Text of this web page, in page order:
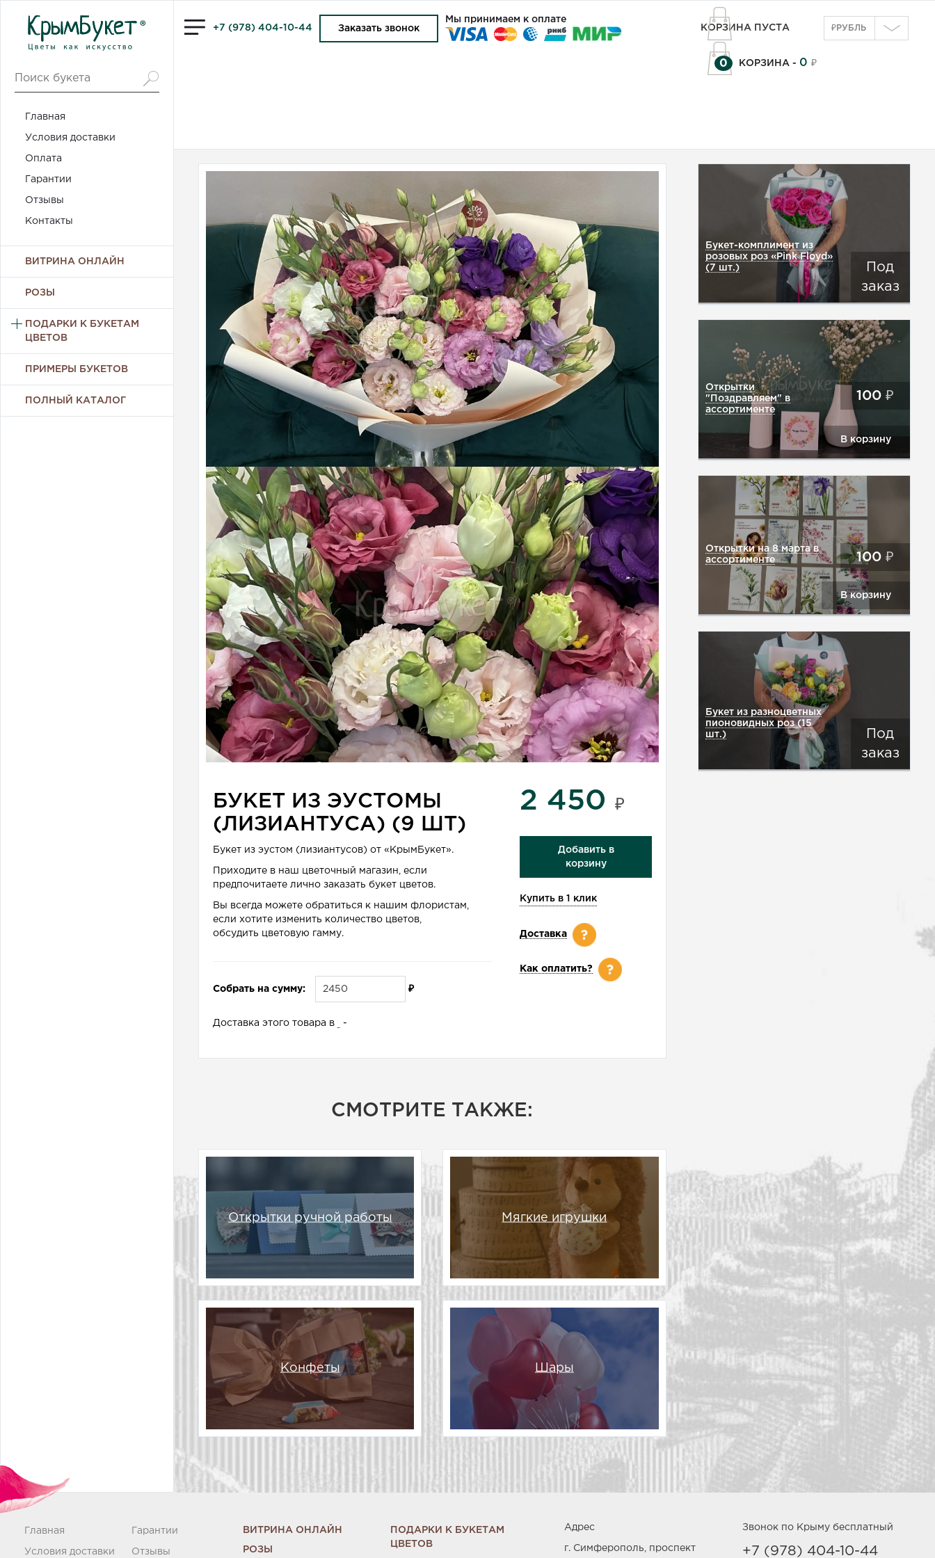
Главная
Условия доставки
Оплата
Гарантии
Отзывы
Контакты
ВИТРИНА ОНЛАЙН
РОЗЫ
ПОДАРКИ К БУКЕТАМ
ЦВЕТОВ
ПРИМЕРЫ БУКЕТОВ
ПОЛНЫЙ КАТАЛОГ
+7 (978) 404-10-44 Заказать звонок
Мы принимаем к оплате
КОРЗИНА ПУСТА
0 КОРЗИНА - 0 ₽
₽РУБЛЬ
БУКЕТ ИЗ ЭУСТОМЫ
(ЛИЗИАНТУСА) (9 ШТ)
Букет из эустом (лизиантусов) от «КрымБукет».
Приходите в наш цветочный магазин, если
предпочитаете лично заказать букет цветов.
Вы всегда можете обратиться к нашим флористам,
если хотите изменить количество цветов,
обсудить цветовую гамму.
Собрать на сумму: ₽
Доставка этого товара в -
2 450₽
Добавить в
корзину
Купить в 1 клик
Доставка
Как оплатить?
СМОТРИТЕ ТАКЖЕ:
Открытки ручной работы Мягкие игрушки
Конфеты Шары
Букет-комплимент из
розовых роз «Pink Floyd»
(7 шт.)
Под
заказ
Открытки
"Поздравляем" в
ассортименте
100 ₽
В корзину
Открытки на 8 марта в
ассортименте
100 ₽
В корзину
Букет из разноцветных
пионовидных роз (15
шт.)
Под
заказ
Главная
Условия доставки
Гарантии
Отзывы
ВИТРИНА ОНЛАЙН
РОЗЫ
ПОДАРКИ К БУКЕТАМ
ЦВЕТОВ
Адрес
г. Симферополь, проспект
Звонок по Крыму бесплатный
+7 (978) 404-10-44